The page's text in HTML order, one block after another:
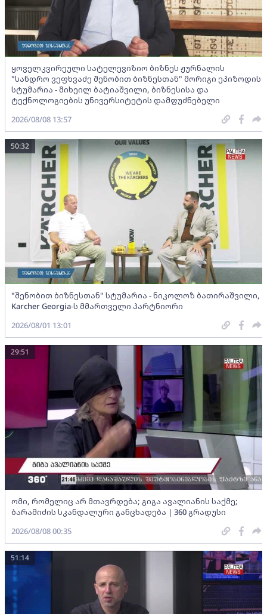
ყოველკვირეული სატელევიზიო ბიზნეს ჟურნალის
"სანდრო ვეფხვაძე შენობით ბიზნესთან" მორიგი ეპიზოდის
სტუმარია - მიხეილ ბატიაშვილი, ბიზნესისა და
ტექნოლოგიების უნივერსიტეტის დამფუძნებელი
2026/08/08 13:57
"შენობით ბიზნესთან" სტუმარია - ნიკოლოზ ბათირაშვილი,
Karcher Georgia-ს მმართველი პარტნიორი
50:32
2026/08/01 13:01
ომი, რომელიც არ მთავრდება; გიგა ავალიანის საქმე;
ბარამიძის სკანდალური განცხადება | 360 გრადუსი
29:51
2026/08/08 00:35
51:14